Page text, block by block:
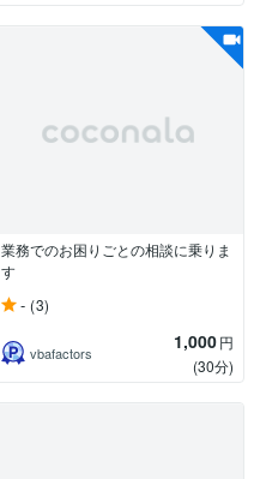
業務でのお困りごとの相談に乗りま
す
- (3)
vbafactors 1,000円
(30分)